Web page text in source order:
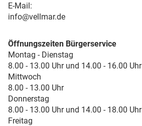
E-Mail:
info@vellmar.de
Öffnungszeiten Bürgerservice
Montag - Dienstag
8.00 - 13.00 Uhr und 14.00 - 16.00 Uhr
Mittwoch
8.00 - 13.00 Uhr
Donnerstag
8.00 - 13.00 Uhr und 14.00 - 18.00 Uhr
Freitag